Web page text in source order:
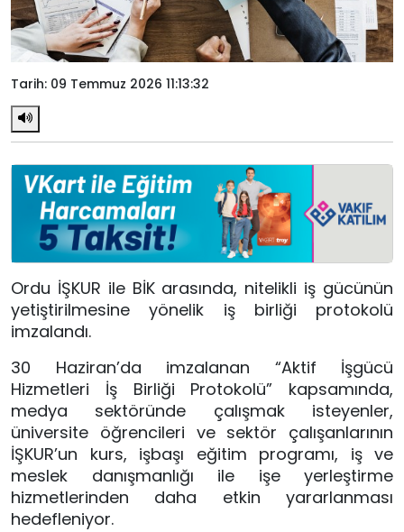
Tarih: 09 Temmuz 2026 11:13:32
Ordu İŞKUR ile BİK arasında, nitelikli iş gücünün
yetiştirilmesine yönelik iş birliği protokolü
imzalandı.
30 Haziran’da imzalanan “Aktif İşgücü
Hizmetleri İş Birliği Protokolü” kapsamında,
medya sektöründe çalışmak isteyenler,
üniversite öğrencileri ve sektör çalışanlarının
İŞKUR’un kurs, işbaşı eğitim programı, iş ve
meslek danışmanlığı ile işe yerleştirme
hizmetlerinden daha etkin yararlanması
hedefleniyor.